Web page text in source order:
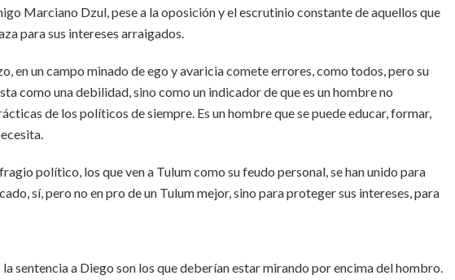
Marciano Dzul, pese a la oposición y el escrutinio constante de aquellos que
para sus intereses arraigados.
en un campo minado de ego y avaricia comete errores, como todos, pero su
como una debilidad, sino como un indicador de que es un hombre no
de los políticos de siempre. Es un hombre que se puede educar, formar,
político, los que ven a Tulum como su feudo personal, se han unido para
sí, pero no en pro de un Tulum mejor, sino para proteger sus intereses, para
sentencia a Diego son los que deberían estar mirando por encima del hombro.